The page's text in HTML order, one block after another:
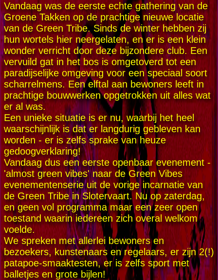
Vandaag was de eerste echte gathering van de
Groene Takken op de prachtige nieuwe locatie
van de Green Tribe. Sinds de winter hebben zij
hun wortels hier neergelaten, en er is een klein
wonder verricht door deze bijzondere club. Een
vervuild gat in het bos is omgetoverd tot een
paradijselijke omgeving voor een speciaal soort
scharrelmens. Een elftal aan bewoners leeft in
prachtige bouwwerken opgetrokken uit alles wat
er al was.
Een unieke situatie is er nu, waarbij het heel
waarschijnlijk is dat er langdurig gebleven kan
worden - er is zelfs sprake van heuze
gedoogverklaring!
Vandaag dus een eerste openbaar evenement -
'almost green vibes' naar de Green Vibes
evenementenserie uit de vorige incarnatie van
de Green Tribe in Slotervaart. Nu op zaterdag,
en geen vol programma maar een zeer open
toestand waarin iedereen zich overal welkom
voelde.
We spreken met allerlei bewoners en
bezoekers, kunstenaars en regelaars, er zijn 2(!)
patapoe-smaaktesten, er is zelfs sport met
balletjes en grote bijlen!